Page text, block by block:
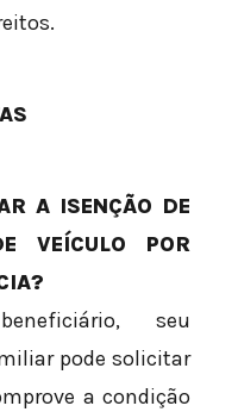
A ISENÇÃO DE
VEÍCULO POR
seu
pode solicitar
a condição